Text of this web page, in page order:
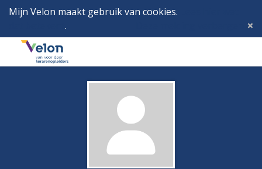
Mijn Velon maakt gebruik van cookies.
.
Menu